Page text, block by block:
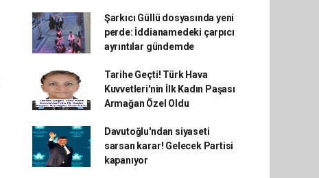
Şarkıcı Güllü dosyasında yeni
perde: İddianamedeki çarpıcı
ayrıntılar gündemde
Tarihe Geçti! Türk Hava
Kuvvetleri'nin İlk Kadın Paşası
Armağan Özel Oldu
Davutoğlu'ndan siyaseti
sarsan karar! Gelecek Partisi
kapanıyor